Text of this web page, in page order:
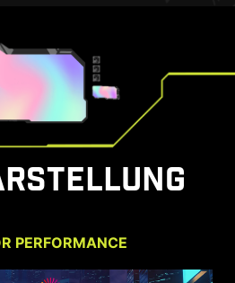
PERFORMANCE